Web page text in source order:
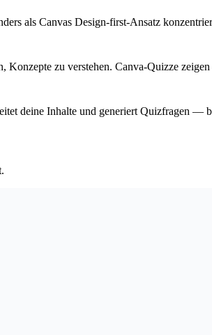
als Canvas Design-first-Ansatz
zu verstehen. Canva-Quizze
deine Inhalte und generiert Quizfragen —